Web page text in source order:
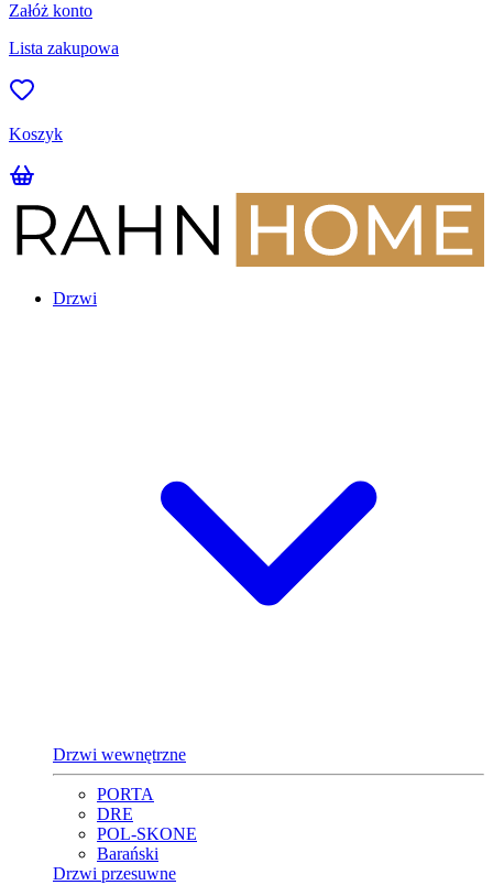
Załóż konto
Lista zakupowa
Koszyk
Drzwi
Drzwi wewnętrzne
PORTA
DRE
POL-SKONE
Barański
Drzwi przesuwne